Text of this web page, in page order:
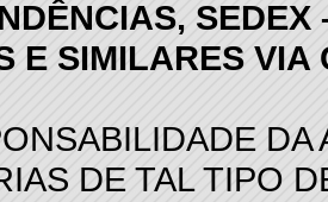
E SIMILARES VIA
DE TAL TIPO